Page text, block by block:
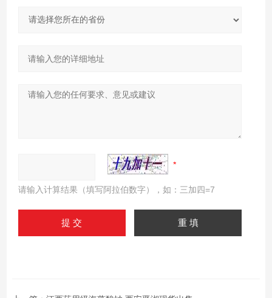
请输入计算结果（填写阿拉伯数字），如：三加四=7